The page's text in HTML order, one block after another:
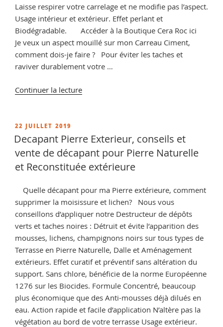
Laisse respirer votre carrelage et ne modifie pas l’aspect.
Usage intérieur et extérieur. Effet perlant et
Biodégradable. Accéder à la Boutique Cera Roc ici
Je veux un aspect mouillé sur mon Carreau Ciment,
comment dois-je faire ? Pour éviter les taches et
raviver durablement votre …
Continuer la lecturede
pour
carreaux
ciment,
tous
traitement »
PUBLIÉ
LE
22 JUILLET 2019
Decapant Pierre Exterieur, conseils et
vente de décapant pour Pierre Naturelle
et Reconstituée extérieure
Quelle décapant pour ma Pierre extérieure, comment
supprimer la moisissure et lichen? Nous vous
conseillons d’appliquer notre Destructeur de dépôts
verts et taches noires : Détruit et évite l’apparition des
mousses, lichens, champignons noirs sur tous types de
Terrasse en Pierre Naturelle, Dalle et Aménagement
extérieurs. Effet curatif et préventif sans altération du
support. Sans chlore, bénéficie de la norme Européenne
1276 sur les Biocides. Formule Concentré, beaucoup
plus économique que des Anti-mousses déjà dilués en
eau. Action rapide et facile d’application N’altère pas la
végétation au bord de votre terrasse Usage extérieur.